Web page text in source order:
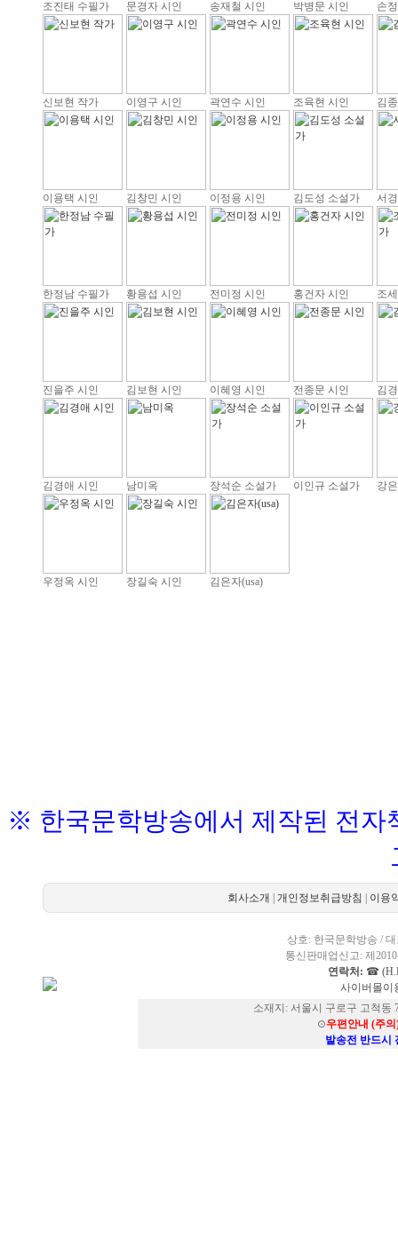
조진태 수필가 문경자 시인 송재철 시인 박병문 시인 손
신보현 작가 이영구 시인 곽연수 시인 조육현 시인 김
이용택 시인 김창민 시인 이정용 시인 김도성 소설가 서
한정남 수필가 황용섭 시인 전미정 시인 홍건자 시인 조
진을주 시인 김보현 시인 이혜영 시인 전종문 시인 김
김경애 시인 남미옥 장석순 소설가 이인규 소설가 강
우정옥 시인 장길숙 시인 김은자(usa)
※ 한국문학방송에서 제작된 전자
회사소개 개인정보취급방침 이용
상호: 한국문학방송 /
통신판매업신고: 제
연락처: ☎
사이버몰이
소재지: 서울시 구로구 고척동
⊙우편안내 (주
발송전 반드시